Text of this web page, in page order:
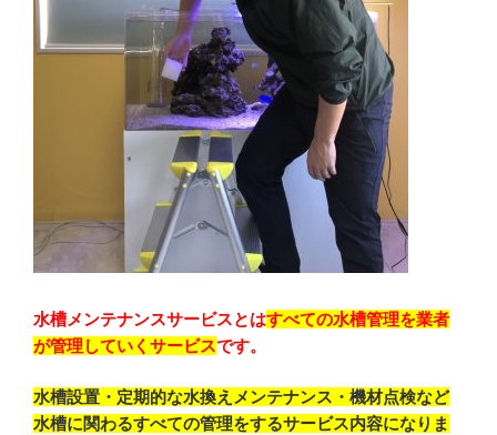
水槽メンテナンスサービスとはすべての水槽管理を業者
が管理していくサービスです。
水槽設置・定期的な水換えメンテナンス・機材点検など
水槽に関わるすべての管理をするサービス内容になりま